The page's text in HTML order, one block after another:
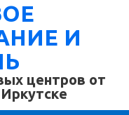
И
центров от